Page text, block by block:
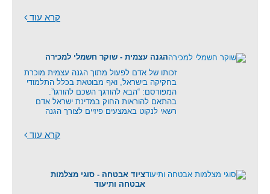
קרא עוד
הגנה עצמית - שוקר חשמלי למכירה
זכותו של אדם לפעול מתוך הגנה עצמית מוכרת
בחקיקה בישראל, ואף מבוטאת בכלל התלמודי
המפורסם: “הבא להורגך השכם להורגו”.
בהתאם להוראות החוק במדינת ישראל אדם
רשאי לנקוט באמצעים פיזיים לצורך הגנה
קרא עוד
ציוד אבטחה - סוגי מצלמות
אבטחה ותיעוד